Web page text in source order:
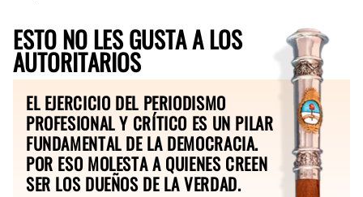
ESTO NO LES GUSTA A LOS
AUTORITARIOS
EL EJERCICIO DEL PERIODISMO
PROFESIONAL Y CRÍTICO ES UN PILAR
FUNDAMENTAL DE LA DEMOCRACIA.
POR ESO MOLESTA A QUIENES CREEN
SER LOS DUEÑOS DE LA VERDAD.